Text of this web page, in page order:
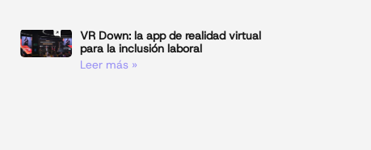
VR Down: la app de realidad virtual
para la inclusión laboral
Leer más »